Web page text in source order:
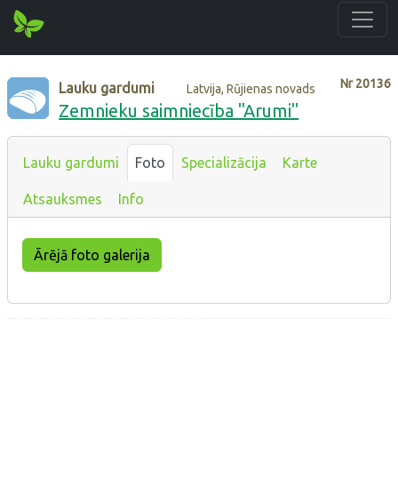
Nr20136
Lauku gardumi Latvija, Rūjienas novads
Zemnieku saimniecība "Arumi"
Lauku gardumi Foto Specializācija Karte
Atsauksmes Info
Ārējā foto galerija